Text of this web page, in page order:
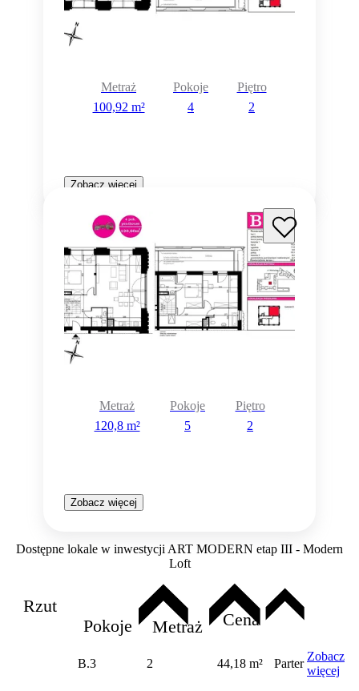
Metraż
100,92 m²
Pokoje
4
Piętro
2
Zobacz więcej
Metraż
120,8 m²
Pokoje
5
Piętro
2
Zobacz więcej
Dostępne lokale w inwestycji ART MODERN etap III - Modern
Loft
Rzut
Pokoje
Metraż Cena
B.3 2 44,18 m² Parter
Zobacz
więcej